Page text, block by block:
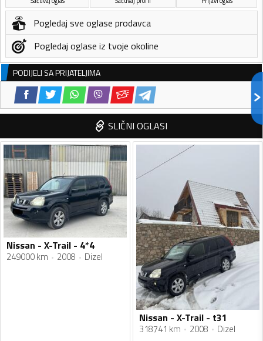
Pogledaj sve oglase prodavca
Pogledaj oglase iz tvoje okoline
PODIJELI SA PRIJATELJIMA
SLIČNI OGLASI
Nissan - X-Trail - 4*4
249000 km 2008 Dizel
Nissan - X-Trail - t31
318741 km 2008 Dizel